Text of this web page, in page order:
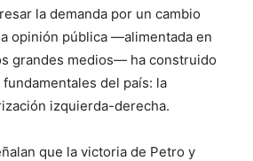
la demanda por un cambio
opinión pública —alimentada en
grandes medios— ha construido
del país: la
izquierda-derecha.
que la victoria de Petro y